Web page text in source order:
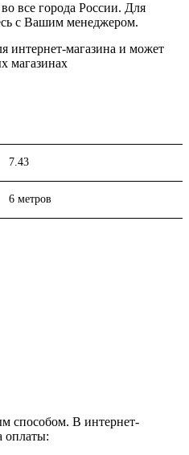
все города России. Для
с Вашим менеджером.
интернет-магазина и может
магазинах
7.43
6 метров
способом. В интернет-
оплаты: